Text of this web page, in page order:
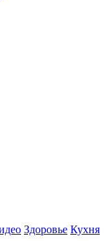
Здоровье Кухня